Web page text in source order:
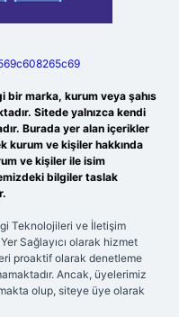
bir marka, kurum veya şahıs
Sitede yalnızca kendi
Burada yer alan içerikler
kurum ve kişiler hakkında
ve kişiler ile isim
bilgiler taslak
Teknolojileri ve İletişim
Sağlayıcı olarak hizmet
proaktif olarak denetleme
Ancak, üyelerimiz
olup, siteye üye olarak